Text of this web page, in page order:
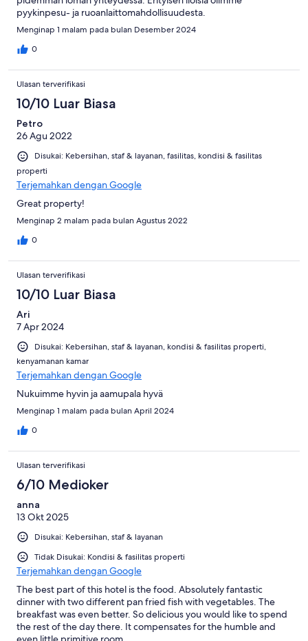
pyykinpesu- ja ruoanlaittomahdollisuudesta.
Menginap 1 malam pada bulan Desember 2024
0
Ulasan terverifikasi
10/10 Luar Biasa
Petro
26 Agu 2022
Disukai: Kebersihan, staf & layanan, fasilitas, kondisi & fasilitas
properti
Terjemahkan dengan Google
Great property!
Menginap 2 malam pada bulan Agustus 2022
0
Ulasan terverifikasi
10/10 Luar Biasa
Ari
7 Apr 2024
Disukai: Kebersihan, staf & layanan, kondisi & fasilitas properti,
kenyamanan kamar
Terjemahkan dengan Google
Nukuimme hyvin ja aamupala hyvä
Menginap 1 malam pada bulan April 2024
0
Ulasan terverifikasi
6/10 Medioker
anna
13 Okt 2025
Disukai: Kebersihan, staf & layanan
Tidak Disukai: Kondisi & fasilitas properti
Terjemahkan dengan Google
The best part of this hotel is the food. Absolutely fantastic
dinner with two different pan fried fish with vegetables. The
breakfast was even better. So delicious you would like to spend
the rest of the day there. It compensates for the humble and